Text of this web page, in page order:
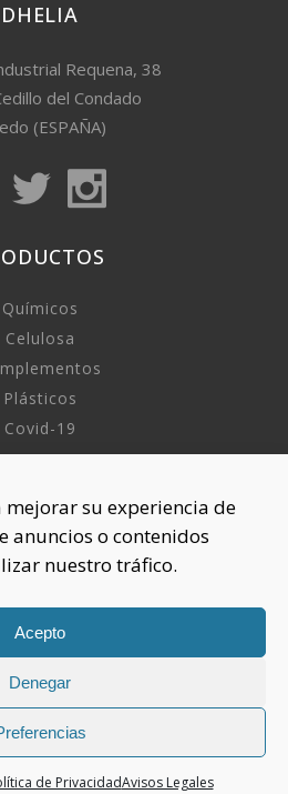
mejorar su experiencia de
anuncios o contenidos
nuestro tráfico.
Acepto
Denegar
de PrivacidadAvisos Legales
DHELIA
Requena, 38
del Condado
(ESPAÑA)
Químicos
Celulosa
Plásticos
Covid-19
nosotros
Legal
de Privacidad
Cookies
508 922